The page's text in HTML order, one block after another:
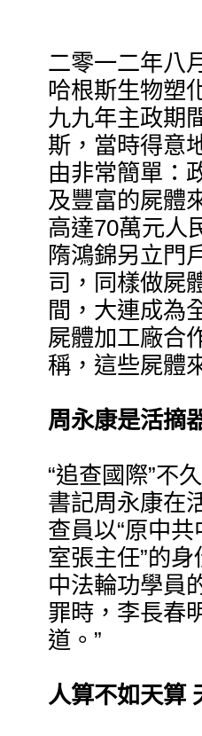
二零一二年八
哈根斯生物塑
九九年主政期
斯，當時得意
由非常簡單：
及豐富的屍體
高達70萬元人
隋鴻錦另立門
司，同樣做屍
間，大連成為
屍體加工廠合
稱，這些屍體
周永康是活摘
“追查國際”不
書記周永康在
查員以“原中
室張主任”的
中法輪功學員
罪時，李長春
道。”
人算不如天算